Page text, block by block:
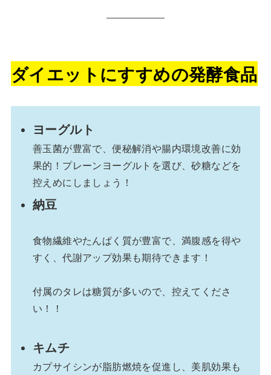
ダイエットにすすめの発酵食品
ヨーグルト
善玉菌が豊富で、便秘解消や腸内環境改善に効
果的！プレーンヨーグルトを選び、砂糖などを
控えめにしましょう！
納豆
食物繊維やたんぱく質が豊富で、満腹感を得や
すく、代謝アップ効果も期待できます！
付属のタレは糖質が多いので、控えてくださ
い！！
キムチ
カプサイシンが脂肪燃焼を促進し、美肌効果も